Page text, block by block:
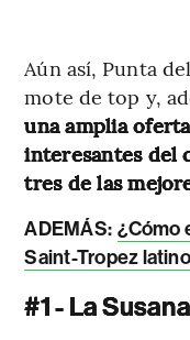
Aún así, Punta
mote de top y,
una amplia
interesantes del
tres de las
ADEMÁS: ¿Cómo
Saint-Tropez
#1 - La